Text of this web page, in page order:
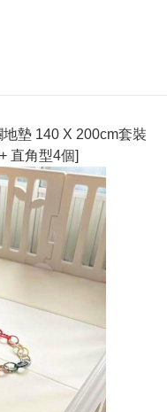
墊 140 X 200cm套裝
直角型4個]